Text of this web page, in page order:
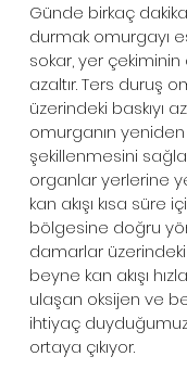
Günde birkaç
durmak omurgayı
sokar, yer
azaltır. Ters duruş
üzerindeki baskıyı
omurganın
şekillenmesini
organlar yerlerine
kan akışı kısa süre
bölgesine doğru
damarlar üzerindeki
beyne kan akışı
ulaşan oksijen ve
ihtiyaç duyduğumuz
ortaya çıkıyor.